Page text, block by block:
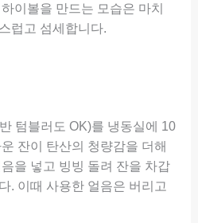
이볼을 만드는 모습은 마치
럽고 섬세합니다.
텀블러도 OK)를 냉동실에 10
잔이 탄산의 청량감을 더해
을 넣고 빙빙 돌려 잔을 차갑
. 이때 사용한 얼음은 버리고